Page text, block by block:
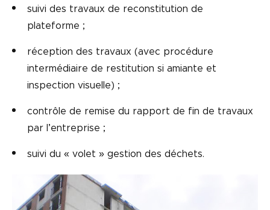
suivi des travaux de reconstitution de
plateforme ;
réception des travaux (avec procédure
intermédiaire de restitution si amiante et
inspection visuelle) ;
contrôle de remise du rapport de fin de travaux
par l’entreprise ;
suivi du « volet » gestion des déchets.